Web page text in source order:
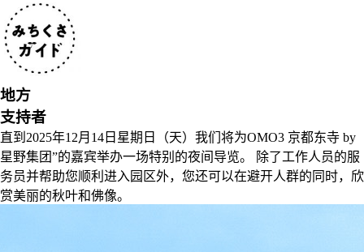
地方
支持者
直到2025年12月14日星期日（天）我们将为OMO3 京都东寺 by
星野集团”的嘉宾举办一场特别的夜间导览。 除了工作人员的服
务员并帮助您顺利进入园区外，您还可以在避开人群的同时，欣
赏美丽的秋叶和佛像。